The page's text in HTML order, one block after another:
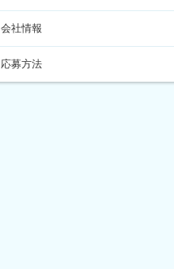
会社情報
応募方法